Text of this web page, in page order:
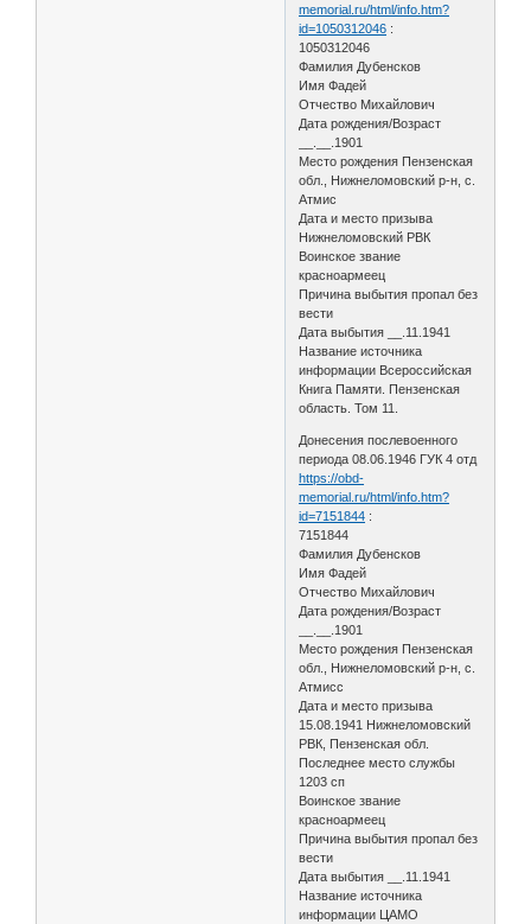
memorial.ru/html/info.htm?
id=1050312046 :
1050312046
Фамилия Дубенсков
Имя Фадей
Отчество Михайлович
Дата рождения/Возраст
__.__.1901
Место рождения Пензенская
обл., Нижнеломовский р-н, с.
Атмис
Дата и место призыва
Нижнеломовский РВК
Воинское звание
красноармеец
Причина выбытия пропал без
вести
Дата выбытия __.11.1941
Название источника
информации Всероссийская
Книга Памяти. Пензенская
область. Том 11.
Донесения послевоенного
периода 08.06.1946 ГУК 4 отд
https://obd-
memorial.ru/html/info.htm?
id=7151844 :
7151844
Фамилия Дубенсков
Имя Фадей
Отчество Михайлович
Дата рождения/Возраст
__.__.1901
Место рождения Пензенская
обл., Нижнеломовский р-н, с.
Атмисс
Дата и место призыва
15.08.1941 Нижнеломовский
РВК, Пензенская обл.
Последнее место службы
1203 сп
Воинское звание
красноармеец
Причина выбытия пропал без
вести
Дата выбытия __.11.1941
Название источника
информации ЦАМО